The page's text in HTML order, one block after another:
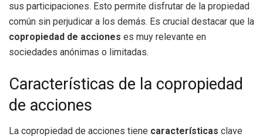
sus participaciones. Esto permite disfrutar de la propiedad
común sin perjudicar a los demás. Es crucial destacar que la
copropiedad de acciones es muy relevante en
sociedades anónimas o limitadas.
Características de la copropiedad
de acciones
La copropiedad de acciones tiene características clave